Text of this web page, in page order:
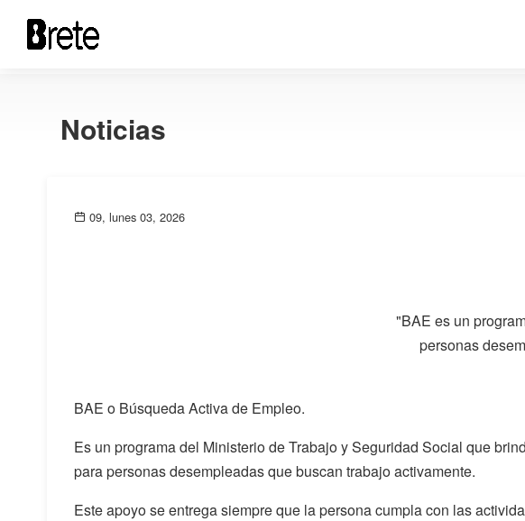
Noticias
09, lunes 03, 2026
"BAE es un
personas
BAE o Búsqueda Activa de Empleo.
Es un programa del Ministerio de Trabajo y Seguridad Social que
para personas desempleadas que buscan trabajo activamente.
Este apoyo se entrega siempre que la persona cumpla con las